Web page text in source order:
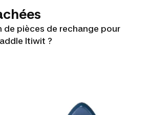
de pièces de rechange pour
Itiwit ?